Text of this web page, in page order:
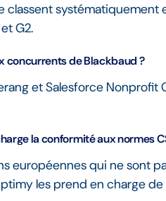
classent
G2.
concurrents de Blackbaud ?
et Salesforce Nonprofit
la conformité aux normes
européennes qui ne sont
les prend en charge